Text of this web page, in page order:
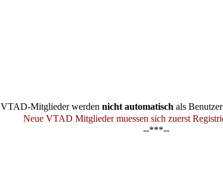
VTAD-Mitglieder werden nicht automatisch als
Neue VTAD Mitglieder muessen sich zuerst
--***--